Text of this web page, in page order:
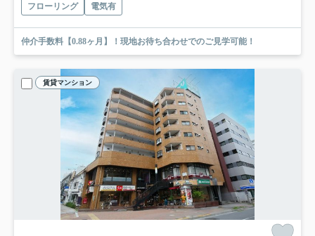
フローリング
電気有
仲介手数料【0.88ヶ月】！現地お待ち合わせでのご見学可能！
賃貸マンション